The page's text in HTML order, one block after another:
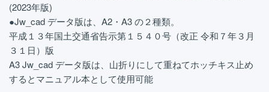
(2023年版)
●Jw_cad データ版は、A2・A3 の２種類。
平成１３年国土交通省告示第１５４０号（改正 令和７年３月
３１日）版
A3 Jw_cad データ版は、山折りにして重ねてホッチキス止め
するとマニュアル本として使用可能